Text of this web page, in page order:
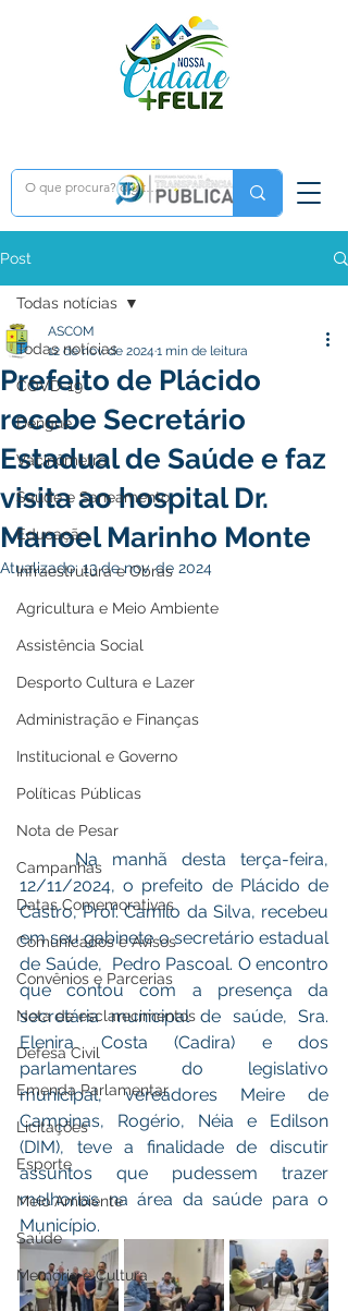
Post
Todas notícias
COVD-19
Dengue
Vacinômetro
Saúde e Saneamento
Educação
Infraestrutura e Obras
Agricultura e Meio Ambiente
Assistência Social
Desporto Cultura e Lazer
Administração e Finanças
Institucional e Governo
Políticas Públicas
Nota de Pesar
Campanhas
Datas Comemorativas
Comunicados e Avisos
Convênios e Parcerias
Nota de esclarecimentos
Defesa Civil
Emenda Parlamentar
Licitações
Esporte
Meio Ambiente
Saúde
Memória e Cultura
Todas notícias
Prefeito de Plácido
recebe Secretário
Estadual de Saúde e faz
visita ao hospital Dr.
Manoel Marinho Monte
ASCOM
12 de nov. de 2024 1 min de leitura
Atualizado:13 de nov. de 2024
    Na manhã desta terça-feira,
12/11/2024, o prefeito de Plácido de
Castro, Prof. Camilo da Silva, recebeu
em seu gabinete o secretário estadual
de Saúde,  Pedro Pascoal. O encontro
que contou com a presença da
secretária municipal de saúde, Sra.
Elenira Costa (Cadira) e dos
parlamentares do legislativo
municipal, vereadores Meire de
Campinas, Rogério, Néia e Edilson
(DIM), teve a finalidade de discutir
assuntos que pudessem trazer
melhorias na área da saúde para o
Município.